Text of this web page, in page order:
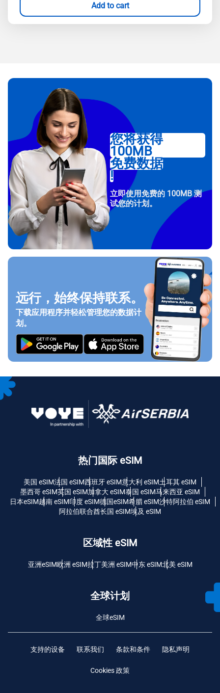
Add to cart
您将获得
100MB
免费数据
!
立即使用免费的 100MB 测
试您的计划。
远行，始终保持联系。
下载应用程序并轻松管理您的数据计
划。
热门国际 eSIM
美国 eSIM法国 eSIM西班牙 eSIM意大利 eSIM土耳其 eSIM
墨西哥 eSIM英国 eSIM加拿大 eSIM泰国 eSIM马来西亚 eSIM
日本eSIM越南 eSIM印度 eSIM德国eSIM希腊 eSIM沙特阿拉伯 eSIM
阿拉伯联合酋长国 eSIM埃及 eSIM
区域性 eSIM
亚洲eSIM欧洲 eSIM拉丁美洲 eSIM中东 eSIM北美 eSIM
全球计划
全球eSIM
支持的设备 联系我们 条款和条件 隐私声明
Cookies 政策